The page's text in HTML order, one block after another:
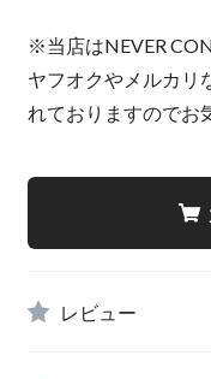
※当店はNEVER
ヤフオクやメルカリ
れておりますのでお
レビュー